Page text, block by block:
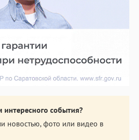
интересного события?
новостью, фото или видео в